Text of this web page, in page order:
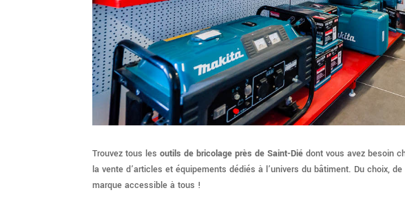
Trouvez tous lesoutils de bricolage près de Saint-Dié dont vous avez besoin
la vente d’articles et équipements dédiés à l’univers du bâtiment. Du choix,
marque accessible à tous !